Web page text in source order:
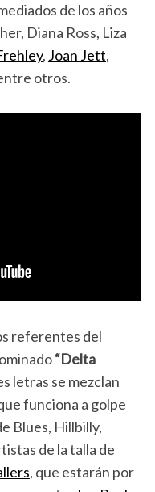
de los años
Diana Ross, Liza
, Joan Jett,
otros.
referentes del
“Delta
letras se mezclan
funciona a golpe
Blues, Hillbilly,
de la talla de
, que estarán por